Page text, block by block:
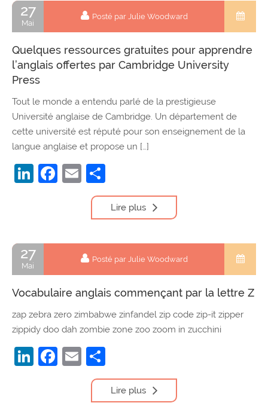
27
Mai
Posté par Julie Woodward
Quelques ressources gratuites pour apprendre
l’anglais offertes par Cambridge University
Press
Tout le monde a entendu parlé de la prestigieuse
Université anglaise de Cambridge. Un département de
cette université est réputé pour son enseignement de la
langue anglaise et propose un […]
LinkedIn
Facebook
Email
Lire plus
27
Mai
Posté par Julie Woodward
Vocabulaire anglais commençant par la lettre Z
zap zebra zero zimbabwe zinfandel zip code zip-it zipper
zippidy doo dah zombie zone zoo zoom in zucchini
LinkedIn
Facebook
Email
Lire plus